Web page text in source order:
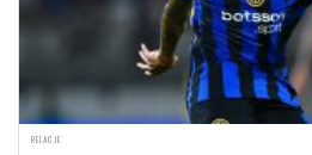
RELACJE